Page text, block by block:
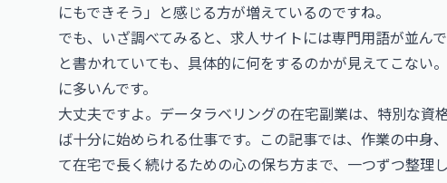
にもできそう」と感じる方が増えているのですね。
でも、いざ調べてみると、求人サイトには専門用語が並ん
と書かれていても、具体的に何をするのかが見えてこない
に多いんです。
大丈夫ですよ。データラベリングの在宅副業は、特別な資
ば十分に始められる仕事です。この記事では、作業の中身
て在宅で長く続けるための心の保ち方まで、一つずつ整理